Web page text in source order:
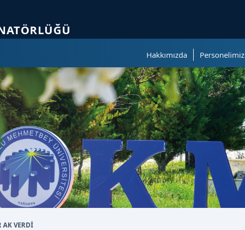
Hakkımızda Personelimiz
AK VERDİ